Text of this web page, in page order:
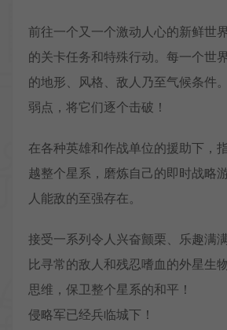
前往一个又一个激动人心的新鲜世
的关卡任务和特殊行动。每一个世
的地形、风格、敌人乃至气候条件
弱点，将它们逐个击破！
在各种英雄和作战单位的援助下，
越整个星系，磨炼自己的即时战略
人能敌的至强存在。
接受一系列令人兴奋颤栗、乐趣满
比寻常的敌人和残忍嗜血的外星生
思维，保卫整个星系的和平！
侵略军已经兵临城下！